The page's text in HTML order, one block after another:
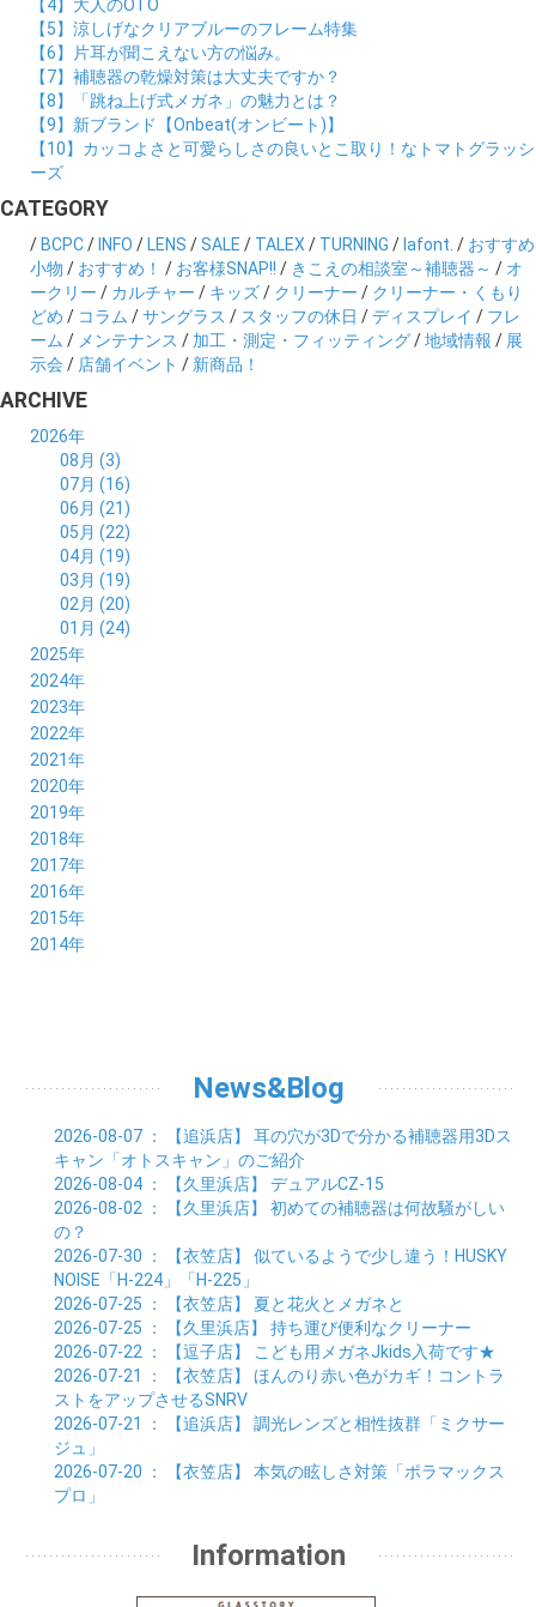
【4】大人のOTO
【5】涼しげなクリアブルーのフレーム特集
【6】片耳が聞こえない方の悩み。
【7】補聴器の乾燥対策は大丈夫ですか？
【8】「跳ね上げ式メガネ」の魅力とは？
【9】新ブランド【Onbeat(オンビート)】
【10】カッコよさと可愛らしさの良いとこ取り！なトマトグラッシ
ーズ
CATEGORY
/ BCPC/ INFO / LENS /SALE / TALEX / TURNING / lafont. / おすすめ
小物 / おすすめ！ / お客様SNAP!! / きこえの相談室～補聴器～ / オ
ークリー / カルチャー / キッズ/ クリーナー / クリーナー・くもり
どめ / コラム /サングラス / スタッフの休日 /ディスプレイ / フレ
ーム / メンテナンス / 加工・測定・フィッティング/地域情報 / 展
示会 / 店舗イベント / 新商品！
ARCHIVE
2026年
08月 (3)
07月 (16)
06月 (21)
05月 (22)
04月 (19)
03月 (19)
02月 (20)
01月 (24)
2025年
12月 (14)
11月 (17)
10月 (21)
09月 (20)
08月 (20)
07月 (18)
06月 (22)
05月 (21)
04月 (19)
03月 (19)
02月 (19)
01月 (21)
2024年
12月 (19)
11月 (21)
10月 (23)
09月 (23)
08月 (20)
07月 (21)
06月 (22)
05月 (18)
04月 (26)
03月 (23)
02月 (29)
2023年
12月 (19)
11月 (19)
10月 (20)
09月 (22)
08月 (24)
07月 (26)
06月 (25)
05月 (28)
04月 (26)
03月 (30)
2022年
12月 (36)
11月 (16)
10月 (22)
09月 (20)
08月 (18)
07月 (21)
06月 (23)
05月 (25)
04月 (20)
2021年
12月 (18)
11月 (19)
10月 (20)
09月 (24)
08月 (35)
07月 (17)
06月 (25)
05月 (31)
2020年
12月 (19)
11月 (23)
10月 (24)
09月 (29)
08月 (26)
07月 (25)
06月 (21)
2019年
12月 (26)
11月 (21)
10月 (26)
09月 (26)
08月 (31)
07月 (22)
2018年
12月 (22)
11月 (28)
10月 (23)
09月 (27)
08月 (24)
01月 (24)
2017年
12月 (20)
11月 (22)
10月 (21)
02月 (20)
01月 (23)
2016年
12月 (26)
11月 (21)
03月 (25)
02月 (30)
01月 (33)
2015年
12月 (36)
06月 (15)
04月 (9)
03月 (7)
02月 (7)
01月 (9)
2014年
News&Blog
2026-08-07 ： 【追浜店】 耳の穴が3Dで分かる補聴器用3Dス
キャン「オトスキャン」のご紹介
2026-08-04 ： 【久里浜店】 デュアルCZ-15
2026-08-02 ： 【久里浜店】 初めての補聴器は何故騒がしい
の？
2026-07-30 ： 【衣笠店】 似ているようで少し違う！HUSKY
NOISE「H-224」「H-225」
2026-07-25 ： 【衣笠店】 夏と花火とメガネと
2026-07-25 ： 【久里浜店】 持ち運び便利なクリーナー
2026-07-22 ： 【逗子店】
こども用メガネJkids入荷です★
2026-07-21
： 【衣笠店】 ほんのり赤い色がカギ！コントラ
ストをアップさせるSNRV
2026-07-21
： 【追浜店】 調光レンズと相性抜群「ミクサー
ジュ」
2026-07-20 ： 【衣笠店】 本気の眩しさ対策「ポラマックス
プロ」
Information